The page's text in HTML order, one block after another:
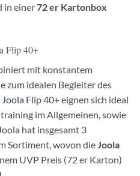
in einer72 er Kartonbox
Flip 40+
mit konstantem
zum idealen Begleiter des
Joola Flip 40+ eignen sich ideal
im Allgemeinen, sowie
hat insgesamt 3
Sortiment, wovon dieJoola
UVP Preis (72 er Karton)